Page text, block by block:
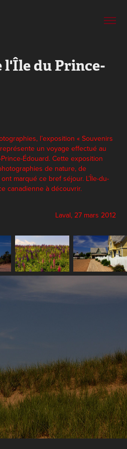
l'Île du Prince-
l’exposition « Souvenirs
un voyage effectué au
Prince-Édouard. Cette exposition
de nature, de
marqué ce bref séjour. L’Île-du-
canadienne à découvrir.
Laval, 27 mars 2012